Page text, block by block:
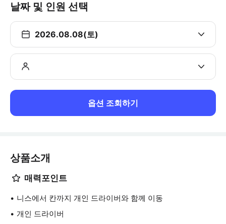
날짜 및 인원 선택
2026.08.08(토)
옵션 조회하기
상품소개
매력포인트
니스에서 칸까지 개인 드라이버와 함께 이동
개인 드라이버